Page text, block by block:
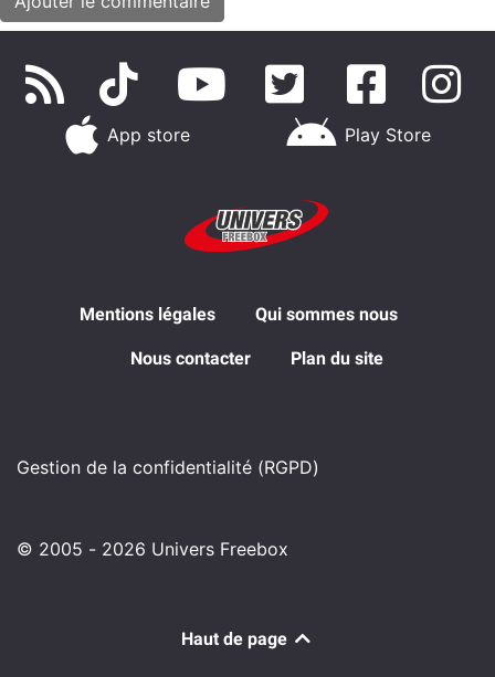
App store Play Store
Mentions légales Qui sommes nous
Nous contacter Plan du site
Gestion de la confidentialité (RGPD)
© 2005 - 2026 Univers Freebox
Haut de page